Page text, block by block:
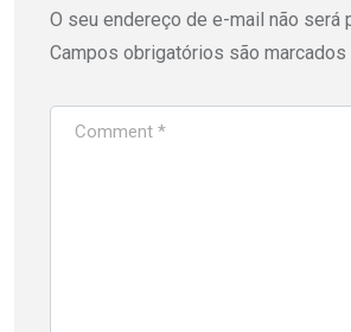
O seu endereço de e-mail não será
Campos obrigatórios são marcados